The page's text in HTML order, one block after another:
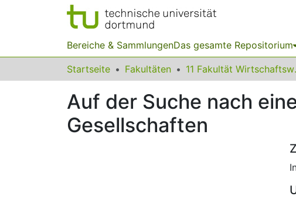
Bereiche & SammlungenDas gesamte Repositorium
Startseite Fakultäten 11
Auf der Suche nach
Gesellschaften